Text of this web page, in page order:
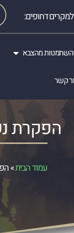
למקרים דחופים:
מהצבא
קשר
הפקרת
עמוד הבית»